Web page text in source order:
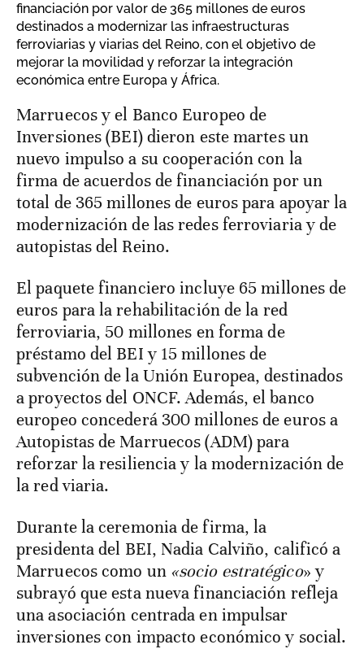
financiación por valor de 365 millones de euros
destinados a modernizar las infraestructuras
ferroviarias y viarias del Reino, con el objetivo de
mejorar la movilidad y reforzar la integración
económica entre Europa y África.
Marruecos y el Banco Europeo de
Inversiones (BEI) dieron este martes un
nuevo impulso a su cooperación con la
firma de acuerdos de financiación por un
total de 365 millones de euros para apoyar la
modernización de las redes ferroviaria y de
autopistas del Reino.
El paquete financiero incluye 65 millones de
euros para la rehabilitación de la red
ferroviaria, 50 millones en forma de
préstamo del BEI y 15 millones de
subvención de la Unión Europea, destinados
a proyectos del ONCF. Además, el banco
europeo concederá 300 millones de euros a
Autopistas de Marruecos (ADM) para
reforzar la resiliencia y la modernización de
la red viaria.
Durante la ceremonia de firma, la
presidenta del BEI, Nadia Calviño, calificó a
Marruecos como un «socio estratégico» y
subrayó que esta nueva financiación refleja
una asociación centrada en impulsar
inversiones con impacto económico y social.